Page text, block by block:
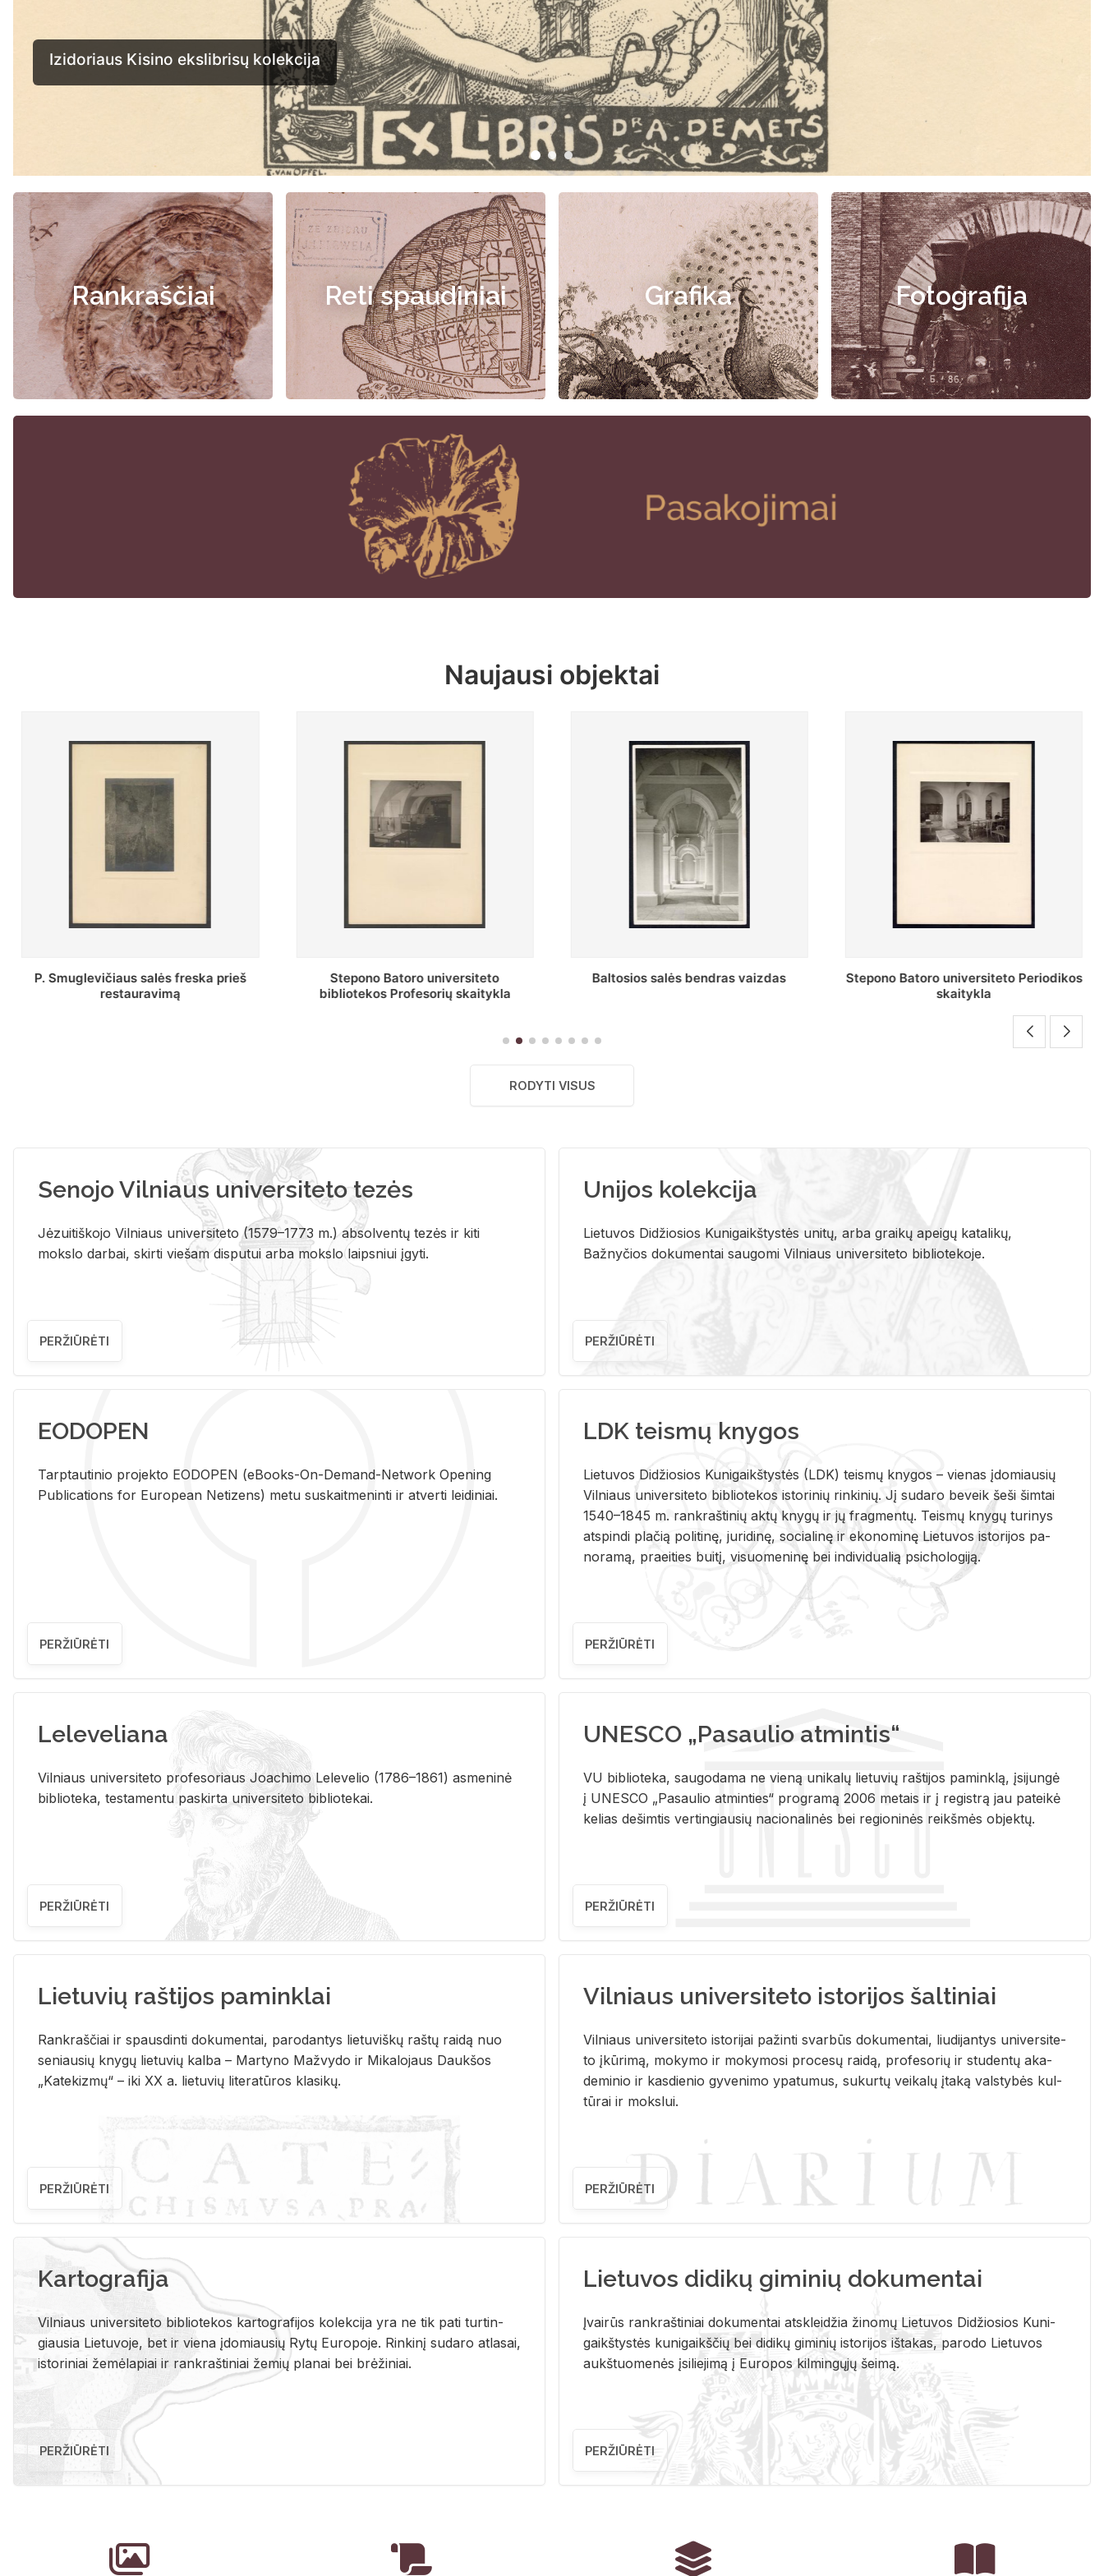
Rankraščiai Reti spaudiniai Grafika Fotografija
Naujausi objektai
Stepono Batoro universiteto
bibliotekos Profesorių skaitykla
Baltosios salės bendras vaizdas
Stepono Batoro universiteto Periodikos
Periodikos skaitykla Stepono Batoro
universiteto bibliotekoje
RODYTI VISUS
Senojo Vilniaus universiteto tezės
Jėzuitiškojo Vilniaus universiteto (1579–1773 m.) absolventų tezės ir kiti
mokslo darbai, skirti viešam disputui arba mokslo laipsniui įgyti.
PERŽIŪRĖTI
Unijos kolekcija
Lietuvos Didžiosios Kunigaikštystės unitų, arba graikų apeigų katalikų,
Bažnyčios dokumentai saugomi Vilniaus universiteto bibliotekoje.
PERŽIŪRĖTI
EODOPEN
Tarp­tau­ti­nio pro­jek­to EO­DO­PEN (eBo­oks-On-De­mand-Ne­twork Ope­ning
Pub­li­ca­tions for Eu­ro­pe­an Ne­ti­zens) metu su­skait­me­nin­ti ir at­ver­ti lei­di­niai.
PERŽIŪRĖTI
LDK teismų knygos
Lie­tu­vos Di­džio­sios Ku­ni­gaikš­tys­tės (LDK) teis­mų kny­gos – vie­nas įdo­miau­sių
Vil­niaus uni­ver­si­te­to bi­b­lio­te­kos is­to­ri­nių rin­ki­nių. Jį su­da­ro be­veik šeši šim­tai
1540–1845 m. rank­raš­ti­nių aktų kny­gų ir jų frag­men­tų. Teis­mų kny­gų tu­ri­nys
at­spin­di pla­čią po­li­ti­nę, ju­ri­di­nę, so­cia­li­nę ir eko­no­mi­nę Lie­tu­vos is­to­ri­jos pa­
no­ra­mą, pra­ei­ties bui­tį, vi­suo­me­ni­nę bei in­di­vi­dua­lią psi­cho­lo­gi­ją.
PERŽIŪRĖTI
Leleveliana
Vil­niaus uni­ver­si­te­to pro­fe­so­riaus Jo­a­chi­mo Le­le­ve­lio (1786–1861) as­me­ni­nė
bi­b­lio­te­ka, te­sta­men­tu pa­skir­ta uni­ver­si­te­to bi­b­lio­te­kai.
PERŽIŪRĖTI
UNESCO „Pasaulio atmintis“
VU biblioteka, saugodama ne vieną unikalų lietuvių raštijos paminklą, įsijungė
į UNESCO „Pasaulio atminties“ programą 2006 metais ir į registrą jau pateikė
kelias dešimtis vertingiausių nacionalinės bei regioninės reikšmės objektų.
PERŽIŪRĖTI
Lietuvių raštijos paminklai
Rank­raš­čiai ir spaus­din­ti do­ku­men­tai, pa­ro­dan­tys lie­tu­viš­kų raš­tų rai­dą nuo
se­niau­sių kny­gų lie­tu­vių kal­ba – Mar­ty­no Ma­žvy­do ir Mi­ka­lo­jaus Dauk­šos
„Ka­te­kiz­mų“ – iki XX a. lie­tu­vių li­te­ra­tū­ros kla­si­kų.
PERŽIŪRĖTI
Vilniaus universiteto istorijos šaltiniai
Vil­niaus uni­ver­si­te­to is­to­ri­jai pa­žin­ti svar­būs do­ku­men­tai, liu­di­jan­tys uni­ver­si­te­
to įkū­ri­mą, mo­ky­mo ir mo­ky­mo­si pro­ce­sų rai­dą, pro­fe­so­rių ir stu­den­tų aka­
de­mi­nio ir kas­die­nio gy­ve­ni­mo ypa­tu­mus, su­kur­tų vei­ka­lų įta­ką vals­ty­bės kul­
tū­rai ir moks­lui.
PERŽIŪRĖTI
Kartografija
Vil­niaus uni­ver­si­te­to bi­b­lio­te­kos kar­to­gra­fi­jos ko­lek­ci­ja yra ne tik pati tur­tin­
giau­sia Lie­tu­vo­je, bet ir vie­na įdo­miau­sių Rytų Eu­ro­po­je. Rin­ki­nį su­da­ro at­la­sai,
is­to­ri­niai že­mė­la­piai ir rank­raš­ti­niai že­mių pla­nai bei brė­ži­niai.
PERŽIŪRĖTI
Lietuvos didikų giminių dokumentai
Įvai­rūs rank­raš­ti­niai do­ku­men­tai at­sklei­džia ži­no­mų Lie­tu­vos Di­džio­sios Ku­ni­
gaikš­tys­tės ku­ni­gaikš­čių bei di­di­kų gi­mi­nių is­to­ri­jos iš­ta­kas, pa­ro­do Lie­tu­vos
aukš­tuo­me­nės įsi­lie­ji­mą į Eu­ro­pos kil­min­gų­jų šei­mą.
PERŽIŪRĖTI